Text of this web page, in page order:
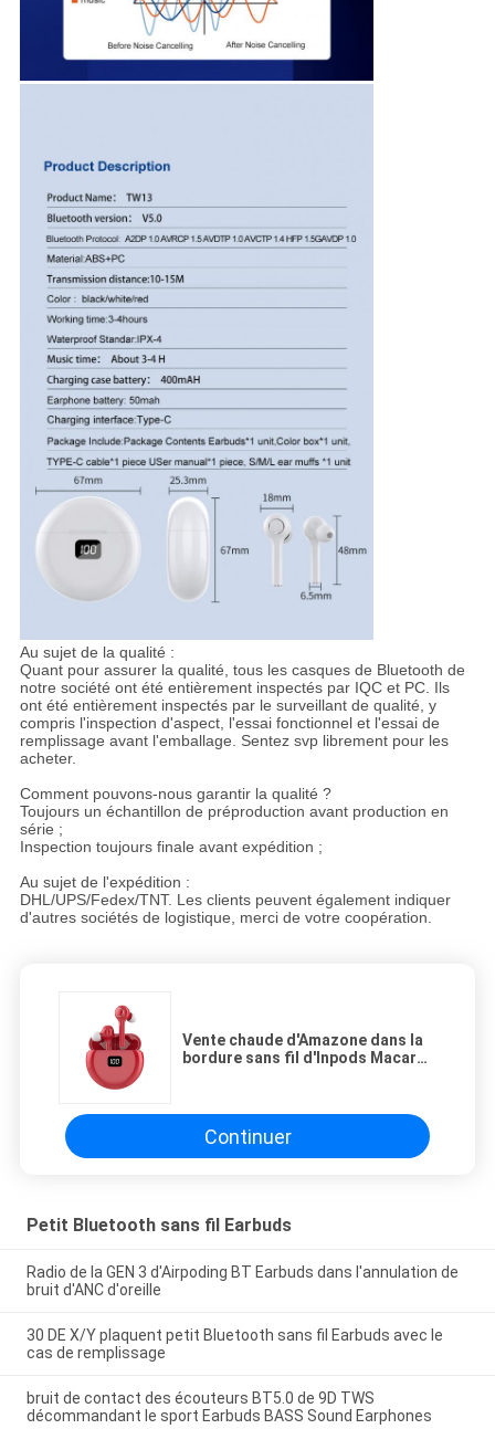
Au sujet de la qualité :
Quant pour assurer la qualité, tous les casques de Bluetooth de
notre société ont été entièrement inspectés par IQC et PC. Ils
ont été entièrement inspectés par le surveillant de qualité, y
compris l'inspection d'aspect, l'essai fonctionnel et l'essai de
remplissage avant l'emballage. Sentez svp librement pour les
acheter.
Comment pouvons-nous garantir la qualité ?
Toujours un échantillon de préproduction avant production en
série ;
Inspection toujours finale avant expédition ;
Au sujet de l'expédition :
DHL/UPS/Fedex/TNT. Les clients peuvent également indiquer
d'autres sociétés de logistique, merci de votre coopération.
Vente chaude d'Amazone dans la
bordure sans fil d'Inpods Macaron
Bluetooth - bruit
Continuer
Petit Bluetooth sans fil Earbuds
Radio de la GEN 3 d'Airpoding BT Earbuds dans l'annulation de
bruit d'ANC d'oreille
30 DE X/Y plaquent petit Bluetooth sans fil Earbuds avec le
cas de remplissage
bruit de contact des écouteurs BT5.0 de 9D TWS
décommandant le sport Earbuds BASS Sound Earphones